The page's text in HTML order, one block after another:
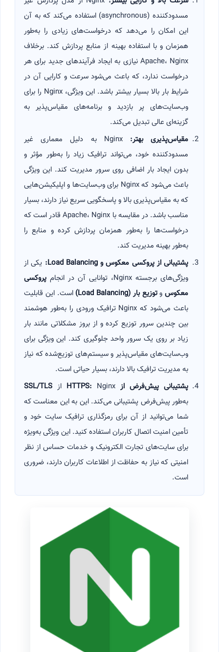
مسدودکننده (asynchronous) استفاده می‌کند که به آن
این امکان را می‌دهد که درخواست‌های زیادی را به‌طور
همزمان و با استفاده بهینه از منابع پردازش کند. برخلاف
Apache، Nginx نیازی به ایجاد فرآیندهای جدید برای هر
درخواست ندارد، که باعث می‌شود سرعت و کارایی آن در
شرایط بار بالا بسیار بیشتر باشد. این ویژگی، Nginx را برای
وب‌سایت‌های پر بازدید و برنامه‌های مقیاس‌پذیر به
گزینه‌ای عالی تبدیل می‌کند.
مقیاس‌پذیری بهتر:
Nginx به دلیل معماری غیر
مسدودکننده خود، می‌تواند ترافیک زیاد را به‌طور مؤثر و
بدون ایجاد بار اضافی روی سرور مدیریت کند. این ویژگی
باعث می‌شود که Nginx برای وب‌سایت‌ها و اپلیکیشن‌هایی
که به مقیاس‌پذیری بالا و پاسخگویی سریع نیاز دارند، بسیار
مناسب باشد. در مقایسه با Apache، Nginx قادر است که
درخواست‌ها را به‌طور همزمان پردازش کرده و منابع را
به‌طور بهینه مدیریت کند.
پشتیبانی از پروکسی معکوس و Load Balancing:
یکی از
ویژگی‌های برجسته Nginx، توانایی آن در انجام
پروکسی
معکوس وتوزیع بار (Load Balancing)
است. این قابلیت
باعث می‌شود که Nginx ترافیک ورودی را به‌طور هوشمند
بین چندین سرور توزیع کرده و از بروز مشکلاتی مانند بار
زیاد بر روی یک سرور واحد جلوگیری کند. این ویژگی برای
وب‌سایت‌های مقیاس‌پذیر و سیستم‌های توزیع‌شده که نیاز
به مدیریت ترافیک بالا دارند، بسیار حیاتی است.
پشتیبانی پیش‌فرض از Nginx از
SSL/TLS
به‌طور پیش‌فرض پشتیبانی می‌کند. این به این معناست که
شما می‌توانید از آن برای رمزگذاری ترافیک سایت خود و
تأمین امنیت اتصال کاربران استفاده کنید. این ویژگی به‌ویژه
برای سایت‌های تجارت الکترونیک و خدمات حساس از نظر
امنیتی که نیاز به حفاظت از اطلاعات کاربران دارند، ضروری
است.